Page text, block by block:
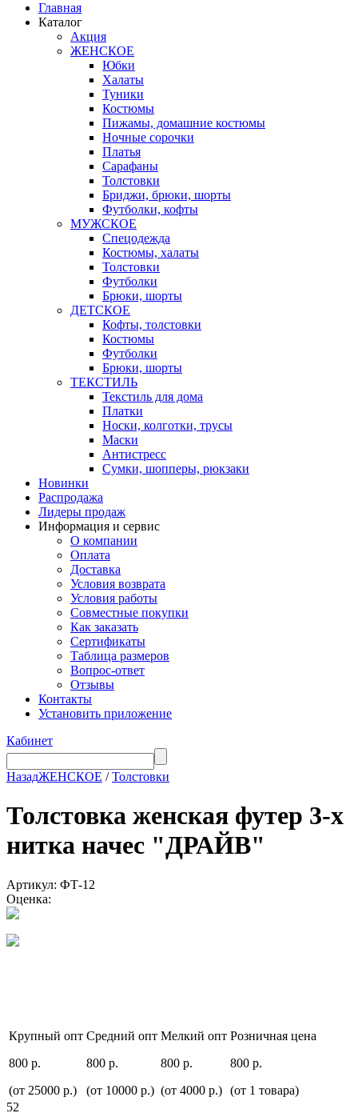
Главная
Каталог
Акция
ЖЕНСКОЕ
Юбки
Халаты
Туники
Костюмы
Пижамы, домашние костюмы
Ночные сорочки
Платья
Сарафаны
Толстовки
Бриджи, брюки, шорты
Футболки, кофты
МУЖСКОЕ
Спецодежда
Костюмы, халаты
Толстовки
Футболки
Брюки, шорты
ДЕТСКОЕ
Кофты, толстовки
Костюмы
Футболки
Брюки, шорты
ТЕКСТИЛЬ
Текстиль для дома
Платки
Носки, колготки, трусы
Маски
Антистресс
Сумки, шопперы, рюкзаки
Новинки
Распродажа
Лидеры продаж
Информация и сервис
О компании
Оплата
Доставка
Условия возврата
Условия работы
Совместные покупки
Как заказать
Сертификаты
Таблица размеров
Вопрос-ответ
Отзывы
Контакты
Установить приложение
Кабинет
НазадЖЕНСКОЕ /Толстовки
Толстовка женская футер 3-х
нитка начес "ДРАЙВ"
Артикул: ФТ-12
Оценка:
Крупный опт
800 р.
(от 25000 р.)
Средний опт
800 р.
(от 10000 р.)
Мелкий опт
800 р.
(от 4000 р.)
Розничная цена
800 р.
(от 1 товара)
52